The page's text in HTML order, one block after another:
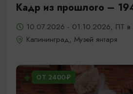
Кадр из прошлого –
10.07.2026 - 01.10.2026, ПТ в
Калининград, Музей янтаря
ОТ 2400₽